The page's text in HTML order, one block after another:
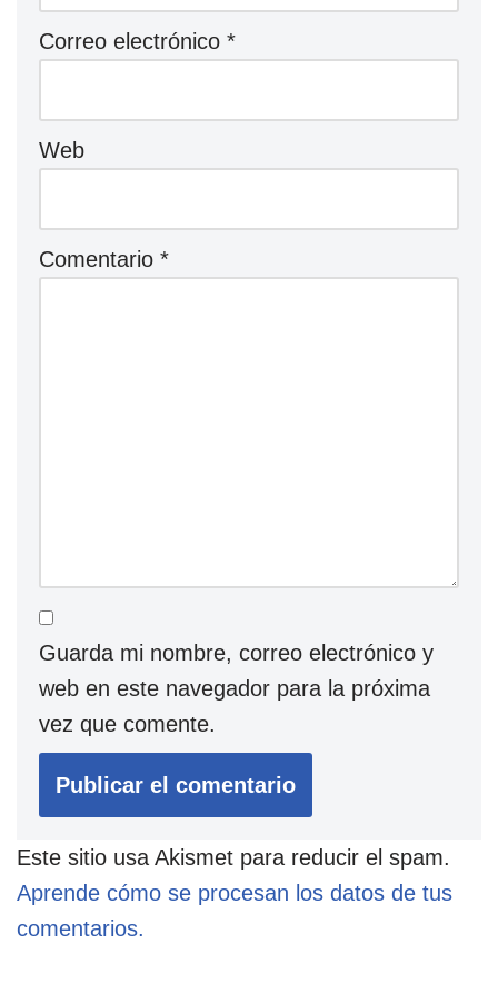
Correo electrónico *
Web
Comentario *
Guarda mi nombre, correo electrónico y
web en este navegador para la próxima
vez que comente.
Este sitio usa Akismet para reducir el spam.
Aprende cómo se procesan los datos de tus
comentarios.